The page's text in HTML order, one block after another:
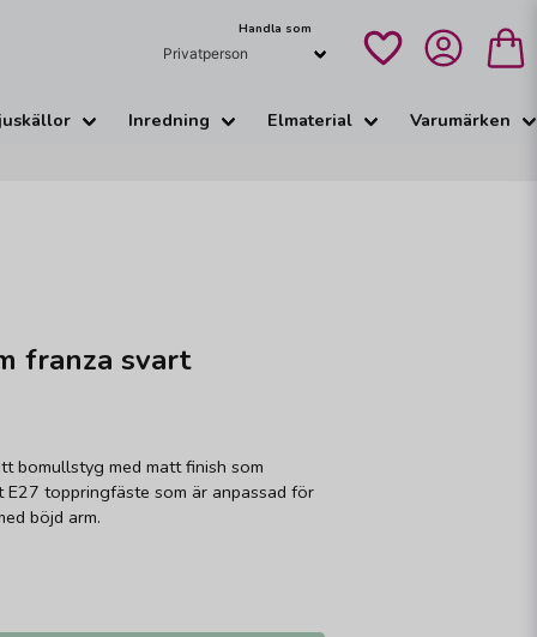
Handla som
Inredning Elmaterial Varumärken
franza svart
bomullstyg med matt finish som
E27 toppringfäste som är anpassad för
böjd arm.